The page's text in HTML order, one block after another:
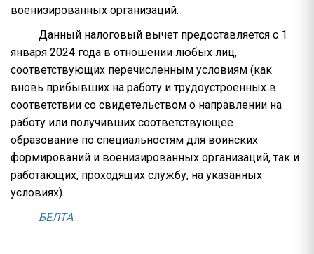
военизированных организаций.
Данный налоговый вычет предоставляется с 1
января 2024 года в отношении любых лиц,
соответствующих перечисленным условиям (как
вновь прибывших на работу и трудоустроенных в
соответствии со свидетельством о направлении на
работу или получивших соответствующее
образование по специальностям для воинских
формирований и военизированных организаций, так и
работающих, проходящих службу, на указанных
условиях).
БЕЛТА